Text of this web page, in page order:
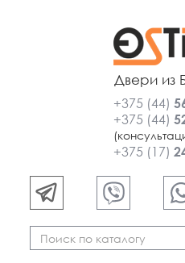
Двери из
+375 (44)
+375 (44)
+375 (17)